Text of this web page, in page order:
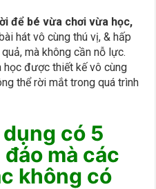
để bé vừa chơi vừa học,
hát vô cùng thú vị, & hấp
mà không cần nỗ lực.
học được thiết kế vô cùng
thể rời mắt trong quá trình
có 5
mà các
không có